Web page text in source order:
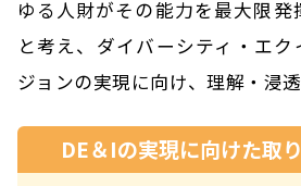
ゆる人財がその能力を最大限
と考え、 ダイバーシティ・エク
ジョンの実現に向け、理解・浸透
DE＆Iの実現に向けた取